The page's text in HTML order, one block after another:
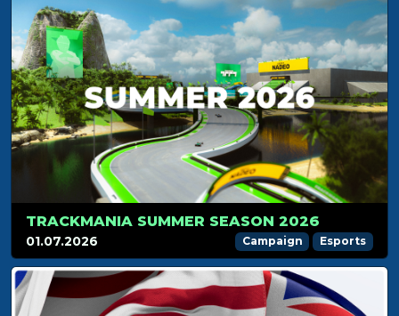
TRACKMANIA SUMMER SEASON 2026
01.07.2026 Campaign Esports